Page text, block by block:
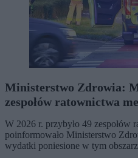
Ministerstwo Zdrowia:
zespołów ratownictwa
W 2026 r. przybyło 49 zespołów
poinformowało Ministerstwo
wydatki poniesione w tym